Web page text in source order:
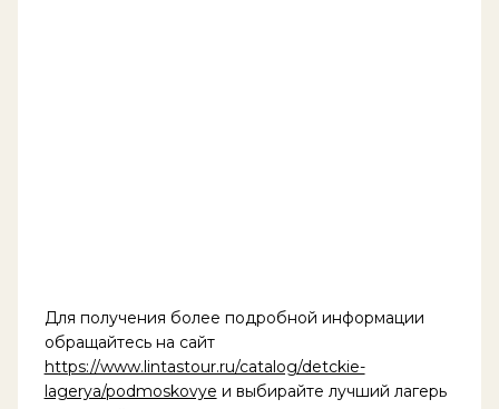
Для получения более подробной информации
обращайтесь на сайт
https://www.lintastour.ru/catalog/detckie-
lagerya/podmoskovye и выбирайте лучший лагерь